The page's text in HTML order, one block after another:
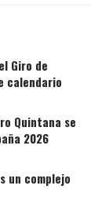
Giro de
calendario
Quintana se
2026
un complejo